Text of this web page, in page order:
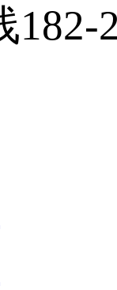
182-